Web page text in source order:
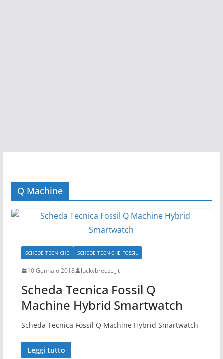
Q Machine
SCHEDE TECNICHE SCHEDE TECNICHE FOSSIL
10 Gennaio 2018 luckybreeze_it
Scheda Tecnica Fossil Q
Machine Hybrid Smartwatch
Scheda Tecnica Fossil Q Machine Hybrid Smartwatch
Leggi tutto